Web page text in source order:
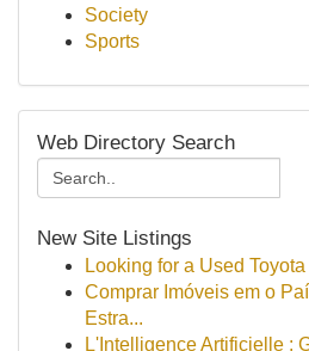
Society
Sports
Web Directory Search
New Site Listings
Looking for a Used
Comprar Imóveis em o
Estra...
L'Intelligence Artificielle :